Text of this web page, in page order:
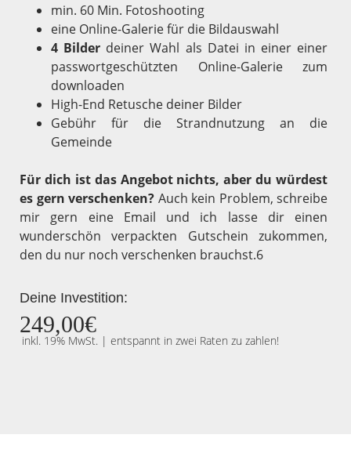
min. 60 Min. Fotoshooting
eine Online-Galerie für die Bildauswahl
4 Bilder deiner Wahl als Datei in einer einer
passwortgeschützten Online-Galerie zum
downloaden
High-End Retusche deiner Bilder
Gebühr für die Strandnutzung an die
Gemeinde
Für dich ist das Angebot nichts, aber du würdest
es gern verschenken? Auch kein Problem, schreibe
mir gern eine Email und ich lasse dir einen
wunderschön verpackten Gutschein zukommen,
den du nur noch verschenken brauchst.6
Deine Investition:
249,00€
inkl. 19% MwSt. | entspannt in zwei Raten zu zahlen!